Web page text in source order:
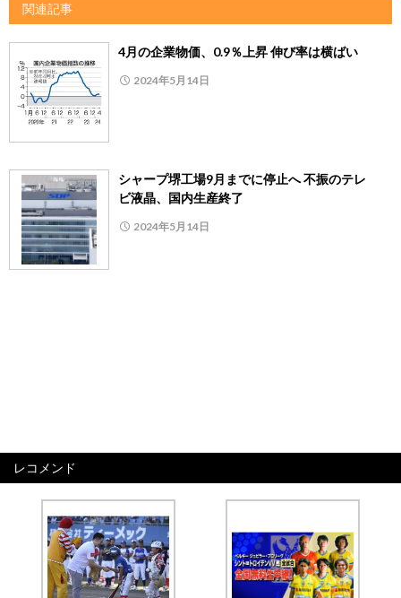
関連記事
4月の企業物価、0.9％上昇 伸び率は横ばい
2024年5月14日
シャープ堺工場9月までに停止へ 不振のテレ
ビ液晶、国内生産終了
2024年5月14日
レコメンド